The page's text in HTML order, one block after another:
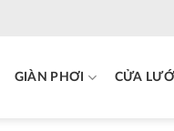
GIÀN PHƠI CỬA